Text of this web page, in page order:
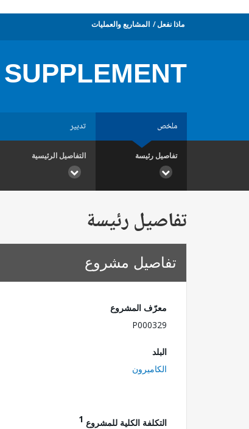
ماذا نفعل المشاريع والعمليات
ملخص تدبير
تفاصيل رئيسة التفاصيل الرئيسية
تفاصيل رئيسة
تفاصيل مشروع
معرّف المشروع
P000329
البلد
الكاميرون
التكلفة الكلية للمشروع 1